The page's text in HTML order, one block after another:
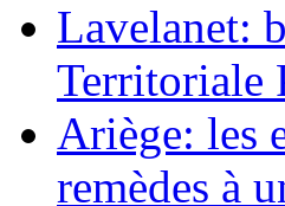
Lavelanet:
Territoriale
Ariège: les
remèdes à